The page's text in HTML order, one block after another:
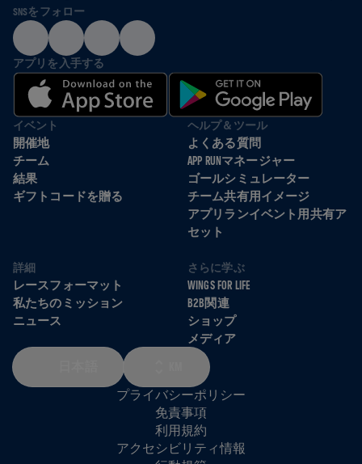
SNSをフォロー
アプリを入手する
イベント
開催地
チーム
結果
ギフトコードを贈る
ヘルプ＆ツール
よくある質問
APP RUNマネージャー
ゴールシミュレーター
チーム共有用イメージ
アプリランイベント用共有ア
セット
詳細
レースフォーマット
私たちのミッション
ニュース
さらに学ぶ
WINGS FOR LIFE
B2B関連
ショップ
メディア
プライバシーポリシー
免責事項
利用規約
アクセシビリティ情報